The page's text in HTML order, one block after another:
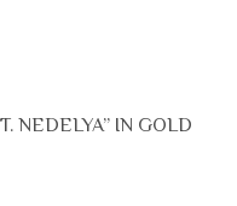
NEDELYA” IN GOLD